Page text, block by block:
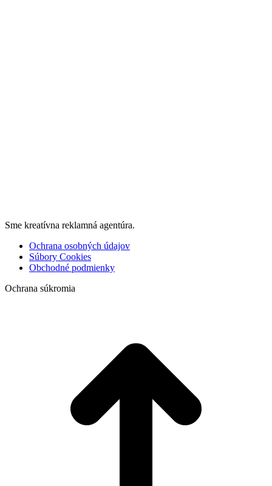
Sme kreatívna reklamná agentúra.
Ochrana osobných údajov
Súbory Cookies
Obchodné podmienky
Ochrana súkromia